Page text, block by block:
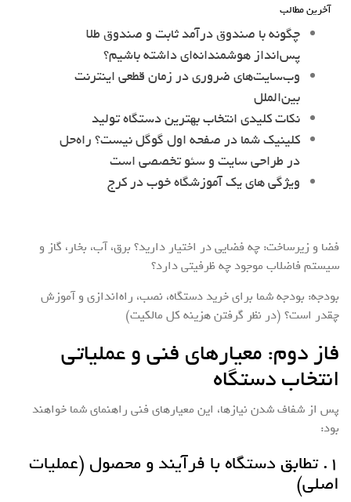
آخرین مطالب
چگونه با صندوق درآمد ثابت و صندوق طلا
پس‌انداز هوشمندانه‌ای داشته باشیم؟
وب‌سایت‌های ضروری در زمان قطعی اینترنت
بین‌الملل
نکات کلیدی انتخاب بهترین دستگاه تولید
کلینیک شما در صفحه اول گوگل نیست؟ راه‌حل
در طراحی سایت و سئو تخصصی است
ویژگی های یک آموزشگاه خوب در کرج
فضا و زیرساخت: چه فضایی در اختیار دارید؟ برق، آب، بخار، گاز و
سیستم فاضلاب موجود چه ظرفیتی دارد؟
بودجه: بودجه شما برای خرید دستگاه، نصب، راه‌اندازی و آموزش
چقدر است؟ (در نظر گرفتن هزینه کل مالکیت)
فاز دوم: معیارهای فنی و عملیاتی
انتخاب دستگاه
پس از شفاف شدن نیازها، این معیارهای فنی راهنمای شما خواهند
بود:
۱. تطابق دستگاه با فرآیند و محصول (عملیات
اصلی)